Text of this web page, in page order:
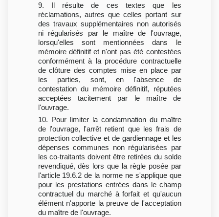
9. Il résulte de ces textes que les
réclamations, autres que celles portant sur
des travaux supplémentaires non autorisés
ni régularisés par le maître de l'ouvrage,
lorsqu'elles sont mentionnées dans le
mémoire définitif et n'ont pas été contestées
conformément à la procédure contractuelle
de clôture des comptes mise en place par
les parties, sont, en l'absence de
contestation du mémoire définitif, réputées
acceptées tacitement par le maître de
l'ouvrage.
10. Pour limiter la condamnation du maître
de l'ouvrage, l'arrêt retient que les frais de
protection collective et de gardiennage et les
dépenses communes non régularisées par
les co-traitants doivent être retirées du solde
revendiqué, dès lors que la règle posée par
l'article 19.6.2 de la norme ne s'applique que
pour les prestations entrées dans le champ
contractuel du marché à forfait et qu'aucun
élément n'apporte la preuve de l'acceptation
du maître de l'ouvrage.